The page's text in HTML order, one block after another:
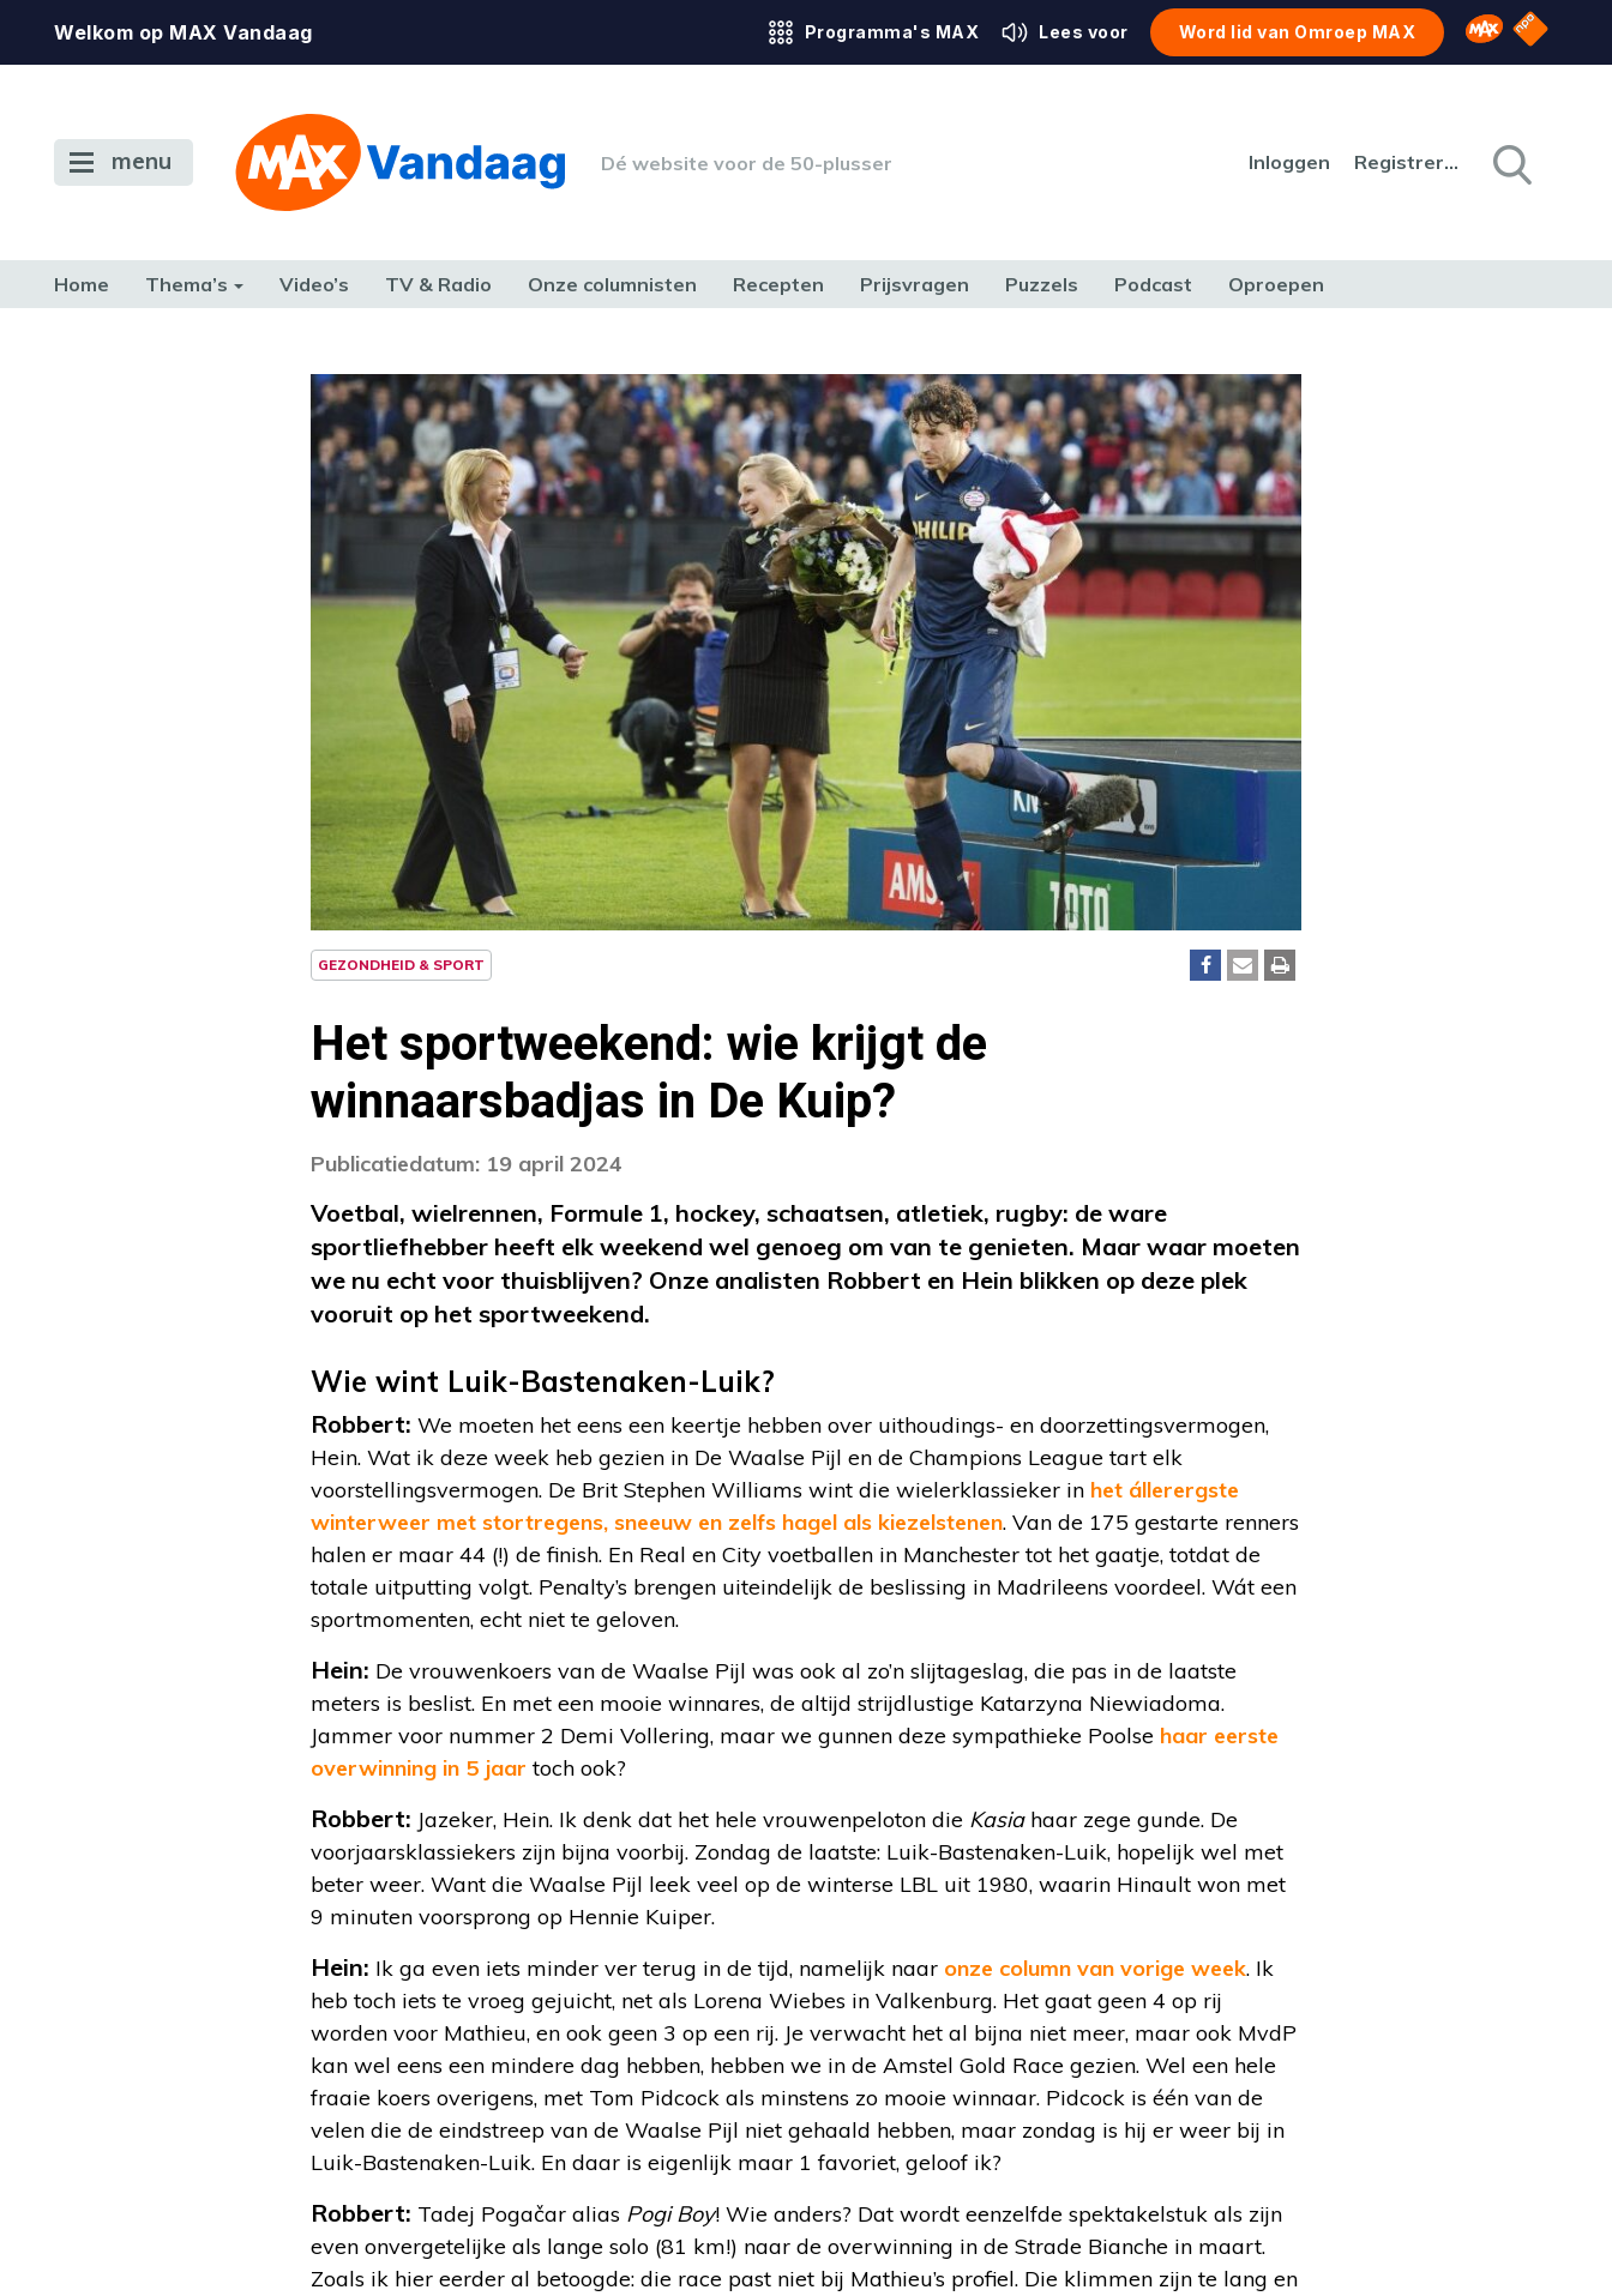
Welkom op MAX Vandaag Programma's MAX Lees voor Word lid van Omroep MAX Omroep MAX
NPO
menu Dé website voor de 50-plusser Inloggen Registreren
Home Thema’s Video’s TV & Radio Onze columnisten Recepten Prijsvragen Puzzels Podcast Oproepen
GEZONDHEID & SPORT
Het sportweekend: wie krijgt de
winnaarsbadjas in De Kuip?
Publicatiedatum: 19 april 2024
Voetbal, wielrennen, Formule 1, hockey, schaatsen, atletiek, rugby: de ware
sportliefhebber heeft elk weekend wel genoeg om van te genieten. Maar waar moeten
we nu echt voor thuisblijven? Onze analisten Robbert en Hein blikken op deze plek
vooruit op het sportweekend.
Wie wint Luik-Bastenaken-Luik?
Robbert: We moeten het eens een keertje hebben over uithoudings- en doorzettingsvermogen,
Hein. Wat ik deze week heb gezien in De Waalse Pijl en de Champions League tart elk
voorstellingsvermogen. De Brit Stephen Williams wint die wielerklassieker in het állerergste
winterweer met stortregens, sneeuw en zelfs hagel als kiezelstenen. Van de 175 gestarte renners
halen er maar 44 (!) de finish. En Real en City voetballen in Manchester tot het gaatje, totdat de
totale uitputting volgt. Penalty’s brengen uiteindelijk de beslissing in Madrileens voordeel. Wát een
sportmomenten, echt niet te geloven.
Hein: De vrouwenkoers van de Waalse Pijl was ook al zo’n slijtageslag, die pas in de laatste
meters is beslist. En met een mooie winnares, de altijd strijdlustige Katarzyna Niewiadoma.
Jammer voor nummer 2 Demi Vollering, maar we gunnen deze sympathieke Poolse haar eerste
overwinning in 5 jaar toch ook?
Robbert: Jazeker, Hein. Ik denk dat het hele vrouwenpeloton die Kasiahaar zege gunde. De
voorjaarsklassiekers zijn bijna voorbij. Zondag de laatste: Luik-Bastenaken-Luik, hopelijk wel met
beter weer. Want die Waalse Pijl leek veel op de winterse LBL uit 1980, waarin Hinault won met
9 minuten voorsprong op Hennie Kuiper.
Hein: Ik ga even iets minder ver terug in de tijd, namelijk naar onze column van vorige week. Ik
heb toch iets te vroeg gejuicht, net als Lorena Wiebes in Valkenburg. Het gaat geen 4 op rij
worden voor Mathieu, en ook geen 3 op een rij. Je verwacht het al bijna niet meer, maar ook MvdP
kan wel eens een mindere dag hebben, hebben we in de Amstel Gold Race gezien. Wel een hele
fraaie koers overigens, met Tom Pidcock als minstens zo mooie winnaar. Pidcock is één van de
velen die de eindstreep van de Waalse Pijl niet gehaald hebben, maar zondag is hij er weer bij in
Luik-Bastenaken-Luik. En daar is eigenlijk maar 1 favoriet, geloof ik?
Robbert: Tadej Pogačar alias Pogi Boy! Wie anders? Dat wordt eenzelfde spektakelstuk als zijn
even onvergetelijke als lange solo (81 km!) naar de overwinning in de Strade Bianche in maart.
Zoals ik hier eerder al betoogde: die race past niet bij Mathieu’s profiel. Die klimmen zijn te lang en